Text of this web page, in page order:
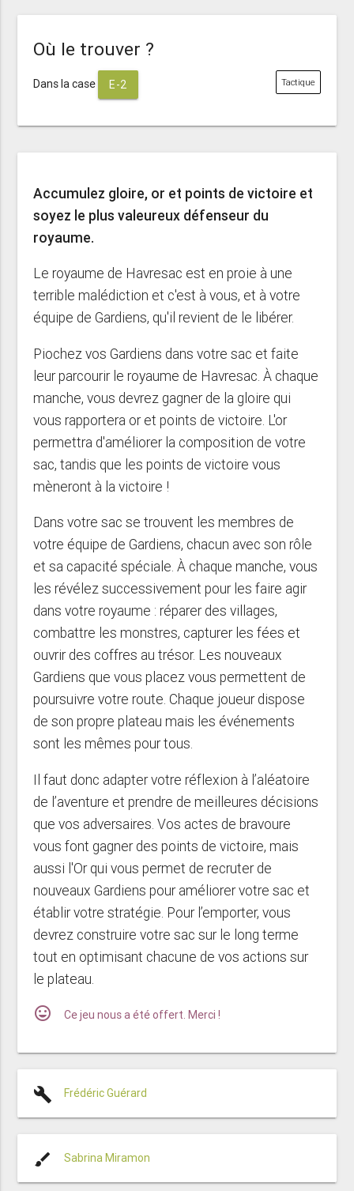
Où le trouver ?
Dans la case E-2 Tactique
Accumulez gloire, or et points de victoire et
soyez le plus valeureux défenseur du
royaume.
Le royaume de Havresac est en proie à une
terrible malédiction et c'est à vous, et à votre
équipe de Gardiens, qu'il revient de le libérer.
Piochez vos Gardiens dans votre sac et faite
leur parcourir le royaume de Havresac. À chaque
manche, vous devrez gagner de la gloire qui
vous rapportera or et points de victoire. L'or
permettra d'améliorer la composition de votre
sac, tandis que les points de victoire vous
mèneront à la victoire !
Dans votre sac se trouvent les membres de
votre équipe de Gardiens, chacun avec son rôle
et sa capacité spéciale. À chaque manche, vous
les révélez successivement pour les faire agir
dans votre royaume : réparer des villages,
combattre les monstres, capturer les fées et
ouvrir des coffres au trésor. Les nouveaux
Gardiens que vous placez vous permettent de
poursuivre votre route. Chaque joueur dispose
de son propre plateau mais les événements
sont les mêmes pour tous.
Il faut donc adapter votre réflexion à l’aléatoire
de l’aventure et prendre de meilleures décisions
que vos adversaires. Vos actes de bravoure
vous font gagner des points de victoire, mais
aussi l'Or qui vous permet de recruter de
nouveaux Gardiens pour améliorer votre sac et
établir votre stratégie. Pour l’emporter, vous
devrez construire votre sac sur le long terme
tout en optimisant chacune de vos actions sur
le plateau.
mood Ce jeu nous a été offert. Merci !
build Frédéric Guérard
brush Sabrina Miramon